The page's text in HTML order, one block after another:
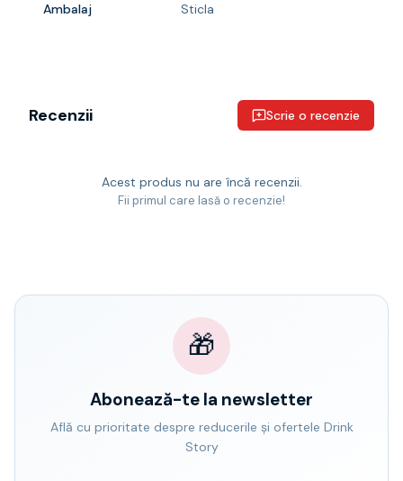
Ambalaj Sticla
Recenzii Scrie o recenzie
Acest produs nu are încă recenzii.
Fii primul care lasă o recenzie!
🎁
Abonează-te la newsletter
Află cu prioritate despre reducerile și ofertele Drink
Story